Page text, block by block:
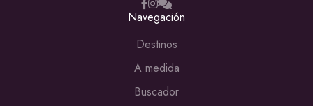
Navegación
Destinos
A medida
Buscador